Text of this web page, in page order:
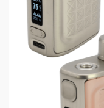
Durchmesser:
DL/MTL
Top Fill-
Verstellbare
Dual